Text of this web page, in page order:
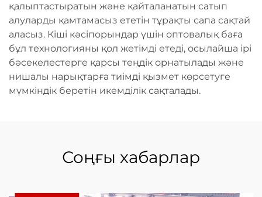
қалыптастыратын және қайталанатын сатып
алуларды қамтамасыз ететін тұрақты сапа сақтай
аласыз. Кіші кәсіпорындар үшін оптовалық баға
бұл технологияны қол жетімді етеді, осылайша ірі
бәсекелестерге қарсы теңдік орнатылады және
нишалы нарықтарға тиімді қызмет көрсетуге
мүмкіндік беретін икемділік сақталады.
Соңғы хабарлар